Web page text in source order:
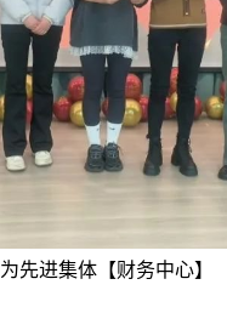
为先进集体【财务中心】